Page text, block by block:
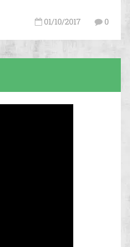
01/10/2017 0